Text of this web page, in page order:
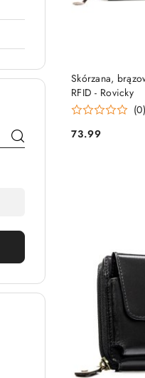
Skórzana,
RFID - Rovicky
(0)
Cena:
73.99